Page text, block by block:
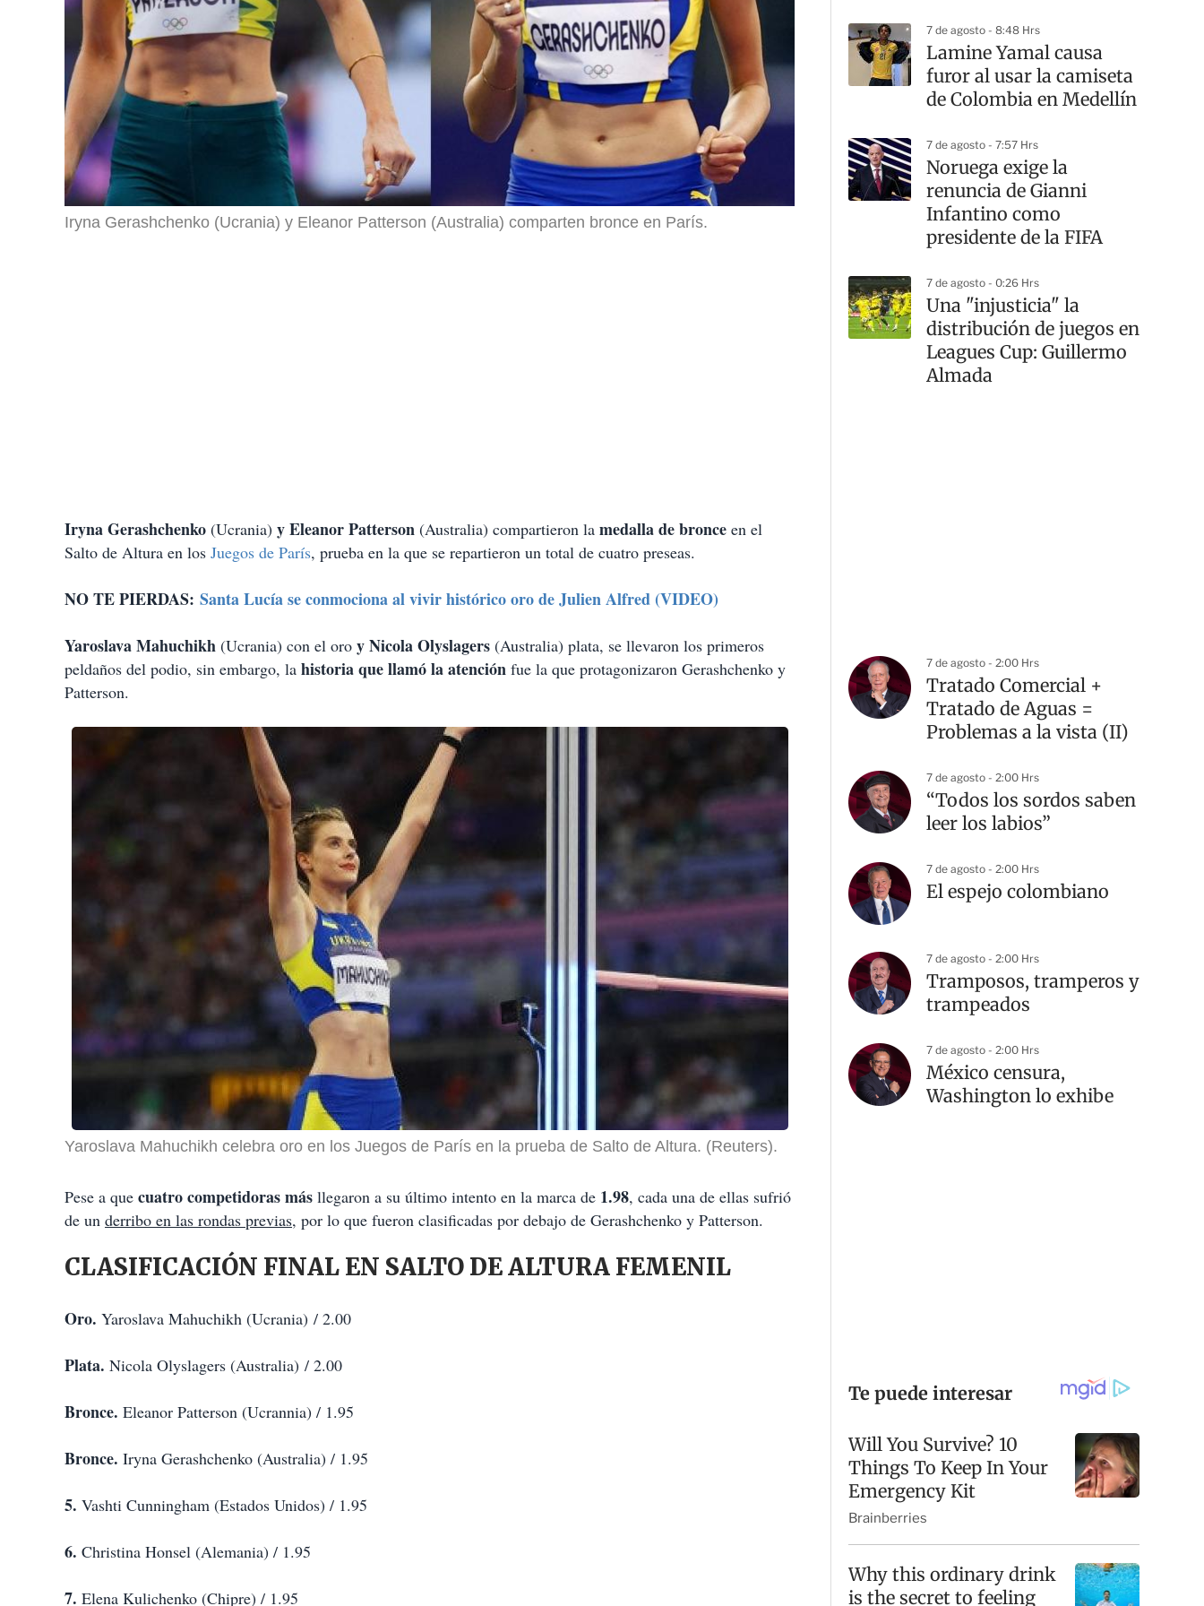
Iryna Gerashchenko (Ucrania) y Eleanor Patterson (Australia) comparten bronce en París.
Iryna Gerashchenko (Ucrania) y Eleanor Patterson (Australia) compartieron la medalla de bronce en el
Salto de Altura en los Juegos de París, prueba en la que se repartieron un total de cuatro preseas.
NO TE PIERDAS: Santa Lucía se conmociona al vivir histórico oro de Julien Alfred (VIDEO)
Yaroslava Mahuchikh (Ucrania) con el oro y Nicola Olyslagers (Australia) plata, se llevaron los primeros
peldaños del podio, sin embargo, la historia que llamó la atención fue la que protagonizaron Gerashchenko y
Patterson.
Yaroslava Mahuchikh celebra oro en los Juegos de París en la prueba de Salto de Altura. (Reuters).
Pese a que cuatro competidoras más llegaron a su último intento en la marca de 1.98, cada una de ellas sufrió
de un derribo en las rondas previas, por lo que fueron clasificadas por debajo de Gerashchenko y Patterson.
CLASIFICACIÓN FINAL EN SALTO DE ALTURA FEMENIL
Oro. Yaroslava Mahuchikh (Ucrania) / 2.00
Plata. Nicola Olyslagers (Australia) / 2.00
Bronce. Eleanor Patterson (Ucrannia) / 1.95
Bronce. Iryna Gerashchenko (Australia) / 1.95
5. Vashti Cunningham (Estados Unidos) / 1.95
6. Christina Honsel (Alemania) / 1.95
7. Elena Kulichenko (Chipre) / 1.95
7 de agosto - 8:48 Hrs
Lamine Yamal causa
furor al usar la camiseta
de Colombia en Medellín
7 de agosto - 7:57 Hrs
Noruega exige la
renuncia de Gianni
Infantino como
presidente de la FIFA
7 de agosto - 0:26 Hrs
Una "injusticia" la
distribución de juegos en
Leagues Cup: Guillermo
Almada
7 de agosto - 2:00 Hrs
Tratado Comercial +
Tratado de Aguas =
Problemas a la vista (II)
7 de agosto - 2:00 Hrs
“Todos los sordos saben
leer los labios”
7 de agosto - 2:00 Hrs
El espejo colombiano
7 de agosto - 2:00 Hrs
Tramposos, tramperos y
trampeados
7 de agosto - 2:00 Hrs
México censura,
Washington lo exhibe